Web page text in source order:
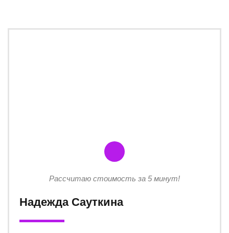
Рассчитаю стоимость за 5 минут!
Надежда Сауткина